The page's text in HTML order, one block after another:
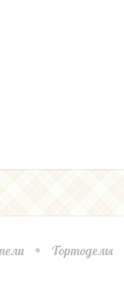
Тортоделы